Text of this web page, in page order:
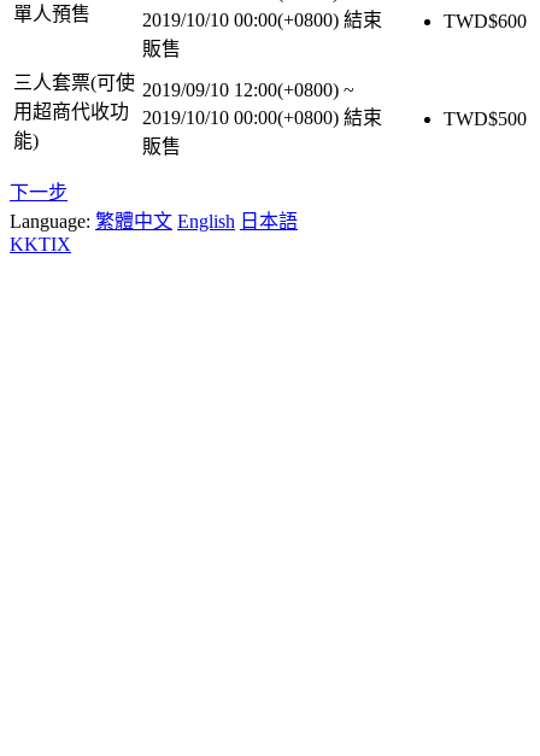
單人預售
2019/10/10 00:00(+0800) 結束
販售
TWD$600
三人套票(可使
用超商代收功
能)
2019/09/10 12:00(+0800) ~
2019/10/10 00:00(+0800) 結束
販售
TWD$500
下一步
Language: 繁體中文 English 日本語
KKTIX